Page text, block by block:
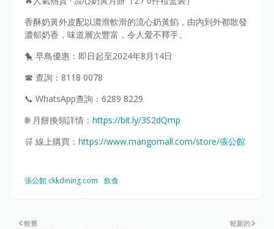
香酥奶黃外皮配以濃滑軟滑的流心奶黃餡，由內到外都散發
濃郁奶香，味道層次豐富，令人愛不釋手。
🐤 早鳥優惠：即日起至2024年8月14日
☎ 查詢：8118 0078
📞 WhatsApp查詢：6289 8229
🌐 月餅換領詳情： https://bit.ly/3S2dQmp
🛒 線上購買： https://www.mangomall.com/store/張公館
張公館 ckkdining.com 飲食
較新的
較舊